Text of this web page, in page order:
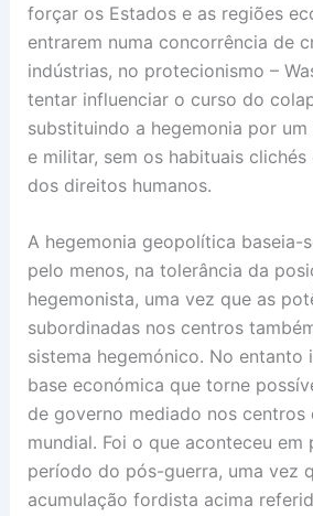
forçar os Estados e as regiões
entrarem numa concorrência de
indústrias, no protecionismo –
tentar influenciar o curso do
substituindo a hegemonia por
e militar, sem os habituais clichés
dos direitos humanos.
A hegemonia geopolítica baseia-
pelo menos, na tolerância da
hegemonista, uma vez que as
subordinadas nos centros
sistema hegemónico. No entanto
base económica que torne
de governo mediado nos centros
mundial. Foi o que aconteceu em
período do pós-guerra, uma vez
acumulação fordista acima